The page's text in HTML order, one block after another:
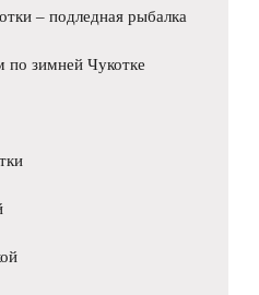
– подледная рыбалка
зимней Чукотке